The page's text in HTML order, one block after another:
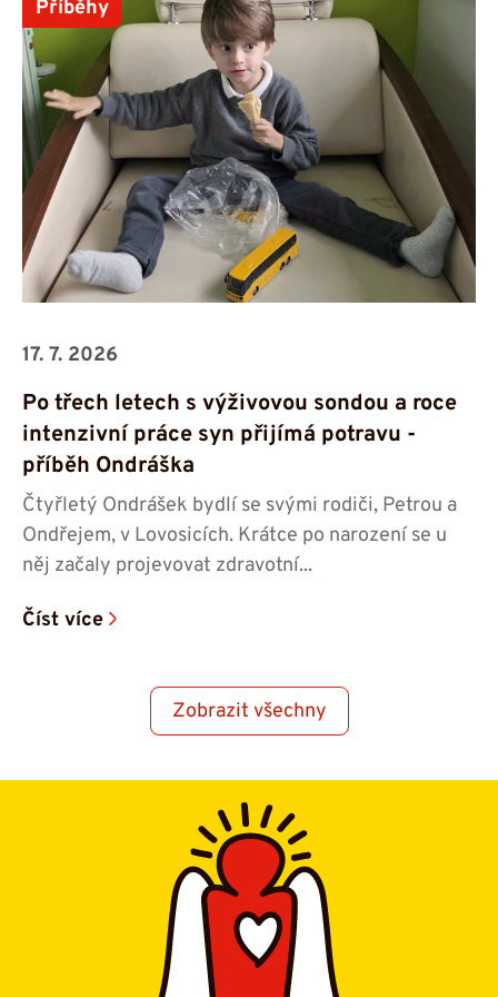
Příběhy
17. 7. 2026
Po třech letech s výživovou sondou a roce
intenzivní práce syn přijímá potravu -⁠⁠⁠⁠⁠⁠
příběh Ondráška
Čtyřletý Ondrášek bydlí se svými rodiči, Petrou a
Ondřejem, v Lovosicích. Krátce po narození se u
něj začaly projevovat zdravotní...
Číst více
Zobrazit všechny